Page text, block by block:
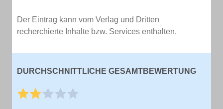
Der Eintrag kann vom Verlag und Dritten
recherchierte Inhalte bzw. Services enthalten.
DURCHSCHNITTLICHE GESAMTBEWERTUNG